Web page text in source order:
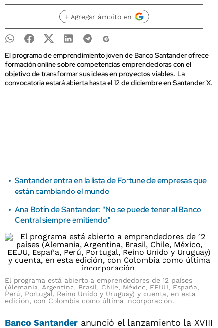
+ Agregar ámbito en
El programa de emprendimiento joven de Banco Santander ofrece
formación online sobre competencias emprendedoras con el
objetivo de transformar sus ideas en proyectos viables. La
convocatoria estará abierta hasta el 12 de diciembre en Santander X.
Santander entra en la lista de Fortune de empresas que
están cambiando el mundo
Ana Botín de Santander: "No se puede tener al Banco
Central siempre emitiendo"
El programa está abierto a emprendedores de 12 países
(Alemania, Argentina, Brasil, Chile, México, EEUU, España,
Perú, Portugal, Reino Unido y Uruguay) y cuenta, en esta
edición, con Colombia como última incorporación.
Banco Santander anunció el lanzamiento la XVIII